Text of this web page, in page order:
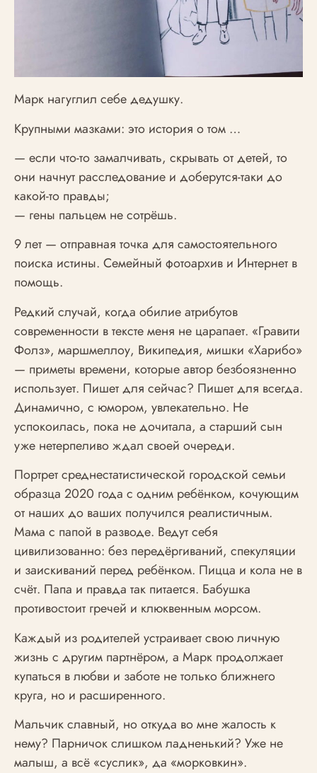
Марк нагуглил себе дедушку.
Крупными мазками: это история о том …
— если что-то замалчивать, скрывать от детей, то
они начнут расследование и доберутся-таки до
какой-то правды;
— гены пальцем не сотрёшь.
9 лет — отправная точка для самостоятельного
поиска истины. Семейный фотоархив и Интернет в
помощь.
Редкий случай, когда обилие атрибутов
современности в тексте меня не царапает. «Гравити
Фолз», маршмеллоу, Википедия, мишки «Харибо»
— приметы времени, которые автор безбоязненно
использует. Пишет для сейчас? Пишет для всегда.
Динамично, с юмором, увлекательно. Не
успокоилась, пока не дочитала, а старший сын
уже нетерпеливо ждал своей очереди.
Портрет среднестатистической городской семьи
образца 2020 года с одним ребёнком, кочующим
от наших до ваших получился реалистичным.
Мама с папой в разводе. Ведут себя
цивилизованно: без передёргиваний, спекуляции
и заискиваний перед ребёнком. Пицца и кола не в
счёт. Папа и правда так питается. Бабушка
противостоит гречей и клюквенным морсом.
Каждый из родителей устраивает свою личную
жизнь с другим партнёром, а Марк продолжает
купаться в любви и заботе не только ближнего
круга, но и расширенного.
Мальчик славный, но откуда во мне жалость к
нему? Парничок слишком ладненький? Уже не
малыш, а всё «суслик», да «морковкин».